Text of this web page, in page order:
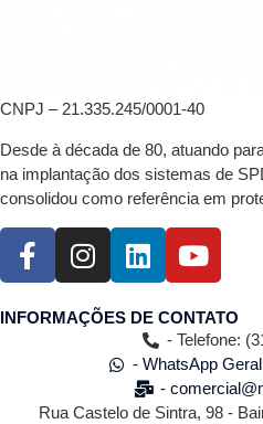
CNPJ – 21.335.245/0001-40
Desde à década de 80, atuando
na implantação dos sistemas de
consolidou como referência em
INFORMAÇÕES DE CONTATO
- Telefone:
- WhatsApp
-
Rua Castelo de Sintra, 98 -